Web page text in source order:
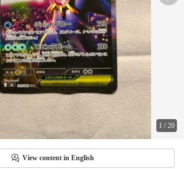
1 /20
View content in English